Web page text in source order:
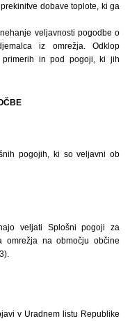
dobave toplote, ki ga
veljavnosti pogodbe o
iz omrežja. Odklop
in pod pogoji, ki jih
pogojih, ki so veljavni ob
veljati Splošni pogoji za
omrežja na območju občine
v Uradnem listu Republike